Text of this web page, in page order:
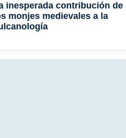
inesperada contribución de
monjes medievales a la